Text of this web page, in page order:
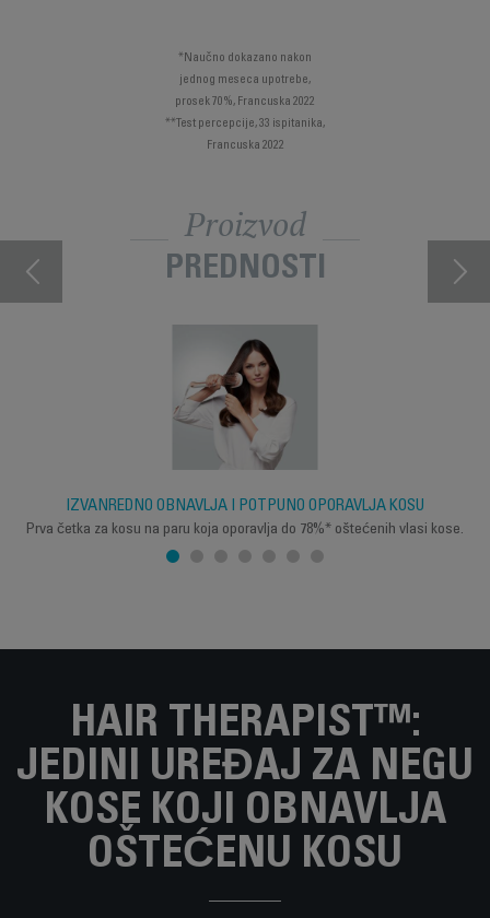
*Naučno dokazano nakon
jednog meseca upotrebe,
prosek 70%, Francuska 2022
**Test percepcije, 33 ispitanika,
Francuska 2022
Proizvod
PREDNOSTI
IZVANREDNO OBNAVLJA I POTPUNO OPORAVLJA KOSU
Prva četka za kosu na paru koja oporavlja do 78%* oštećenih vlasi kose.
HAIR THERAPIST™:
JEDINI UREĐAJ ZA NEGU
KOSE KOJI OBNAVLJA
OŠTEĆENU KOSU